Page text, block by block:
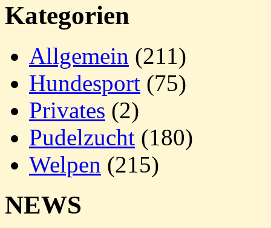
Kategorien
Allgemein (211)
Hundesport (75)
Privates (2)
Pudelzucht (180)
Welpen (215)
NEWS